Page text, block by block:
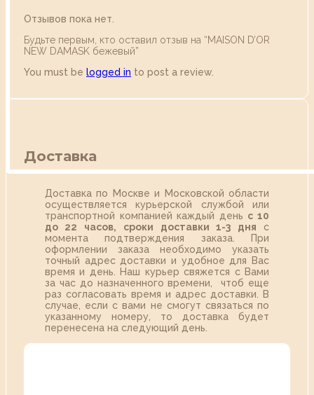
Отзывов пока нет.
Будьте первым, кто оставил отзыв на “MAISON D’OR
NEW DAMASK бежевый”
You must be logged in to post a review.
Доставка
Доставка по Москве и Московской области
осуществляется курьерской службой или
транспортной компанией каждый день с 10
до 22 часов,
сроки доставки 1-3 дня с
момента подтверждения заказа. При
оформлении заказа необходимо указать
точный адрес доставки и удобное для Вас
время и день. Наш курьер свяжется с Вами
за час до назначенного времени, чтоб еще
раз согласовать время и адрес доставки. В
случае, если с вами не смогут связаться по
указанному номеру, то доставка будет
перенесена на следующий день.